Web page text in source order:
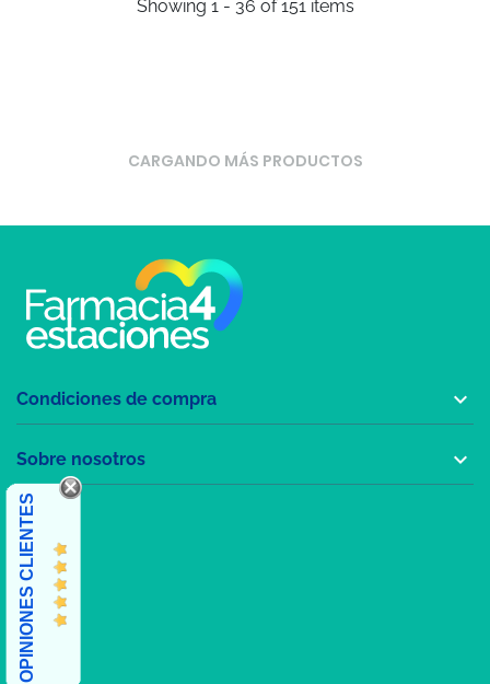
Showing 1 - 36 of 151 items
CARGANDO MÁS PRODUCTOS
Condiciones de compra 
Sobre nosotros 
OPINIONES CLIENTES